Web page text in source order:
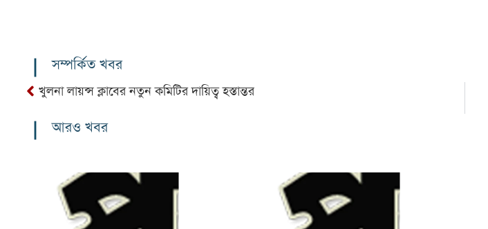
সম্পর্কিত খবর
খুলনা লায়ন্স ক্লাবের নতুন কমিটির দায়িত্ব হস্তান্তর
আরও খবর